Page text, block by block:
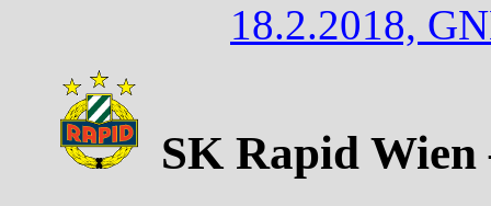
18.2.2018,
SK Rapid